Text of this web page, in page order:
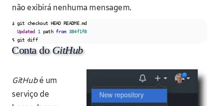
não exibirá nenhuma mensagem.
$ git checkout HEAD README.md
Updated 1 path from 384f1f8
$ git diff
Conta doGitHub
GitHubé um
serviço de